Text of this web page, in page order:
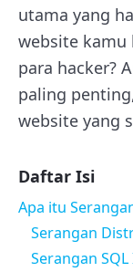
utama yang
website kamu
para hacker?
paling
website yang
Daftar Isi
Apa itu
Serangan
Serangan